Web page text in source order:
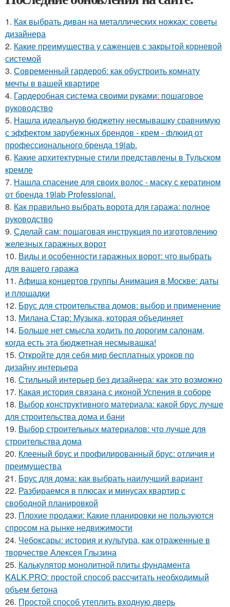
1. Как выбрать диван на металлических ножках: советы
дизайнера
2. Какие преимущества у саженцев с закрытой корневой
системой
3. Современный гардероб: как обустроить комнату
мечты в вашей квартире
4. Гардеробная система своими руками: пошаговое
руководство
5. Нашла идеальную бюджетну несмывашку сравнимую
с эффектом зарубежных брендов - крем - флюид от
профессионального бренда 19lab.
6. Какие архитектурные стили представлены в Тульском
кремле
7. Нашла спасение для своих волос - маску с кератином
от бренда 19lab Professional.
8. Как правильно выбрать ворота для гаража: полное
руководство
9. Сделай сам: пошаговая инструкция по изготовлению
железных гаражных ворот
10. Виды и особенности гаражных ворот: что выбрать
для вашего гаража
11. Афиша концертов группы Анимация в Москве: даты
и площадки
12. Брус для строительства домов: выбор и применение
13. Милана Стар: Музыка, которая объединяет
14. Больше нет смысла ходить по дорогим салонам,
когда есть эта бюджетная несмывашка!
15. Откройте для себя мир бесплатных уроков по
дизайну интерьера
16. Стильный интерьер без дизайнера: как это возможно
17. Какая история связана с иконой Успения в соборе
18. Выбор конструктивного материала: какой брус лучше
для строительства дома и бани
19. Выбор строительных материалов: что лучше для
строительства дома
20. Клееный брус и профилированный брус: отличия и
преимущества
21. Брус для дома: как выбрать наилучший вариант
22. Разбираемся в плюсах и минусах квартир с
свободной планировкой
23. Плохие продажи: Какие планировки не пользуются
спросом на рынке недвижимости
24. Чебоксары: история и культура, как отраженные в
творчестве Алексея Глызина
25. Калькулятор монолитной плиты фундамента
KALK.PRO: простой способ рассчитать необходимый
объем бетона
26. Простой способ утеплить входную дверь